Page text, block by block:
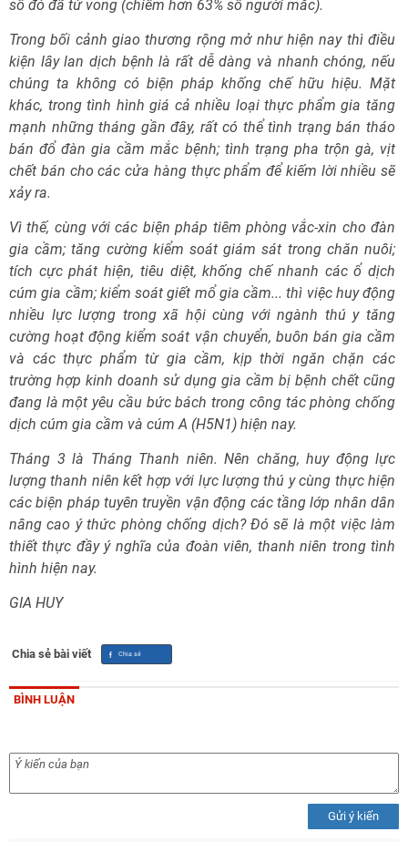
số đó đã tử vong (chiếm hơn 63% số người mắc).
Trong bối cảnh giao thương rộng mở như hiện nay thì điều
kiện lây lan dịch bệnh là rất dễ dàng và nhanh chóng, nếu
chúng ta không có biện pháp khống chế hữu hiệu. Mặt
khác, trong tình hình giá cả nhiều loại thực phẩm gia tăng
mạnh những tháng gần đây, rất có thể tình trạng bán tháo
bán đổ đàn gia cầm mắc bệnh; tình trạng pha trộn gà, vịt
chết bán cho các cửa hàng thực phẩm để kiếm lời nhiều sẽ
xảy ra.
Vì thế, cùng với các biện pháp tiêm phòng vắc-xin cho đàn
gia cầm; tăng cường kiểm soát giám sát trong chăn nuôi;
tích cực phát hiện, tiêu diệt, khống chế nhanh các ổ dịch
cúm gia cầm; kiểm soát giết mổ gia cầm... thì việc huy động
nhiều lực lượng trong xã hội cùng với ngành thú y tăng
cường hoạt động kiểm soát vận chuyển, buôn bán gia cầm
và các thực phẩm từ gia cầm, kịp thời ngăn chặn các
trường hợp kinh doanh sử dụng gia cầm bị bệnh chết cũng
đang là một yêu cầu bức bách trong công tác phòng chống
dịch cúm gia cầm và cúm A (H5N1) hiện nay.
Tháng 3 là Tháng Thanh niên. Nên chăng, huy động lực
lượng thanh niên kết hợp với lực lượng thú y cùng thực hiện
các biện pháp tuyên truyền vận động các tầng lớp nhân dân
nâng cao ý thức phòng chống dịch? Đó sẽ là một việc làm
thiết thực đầy ý nghĩa của đoàn viên, thanh niên trong tình
hình hiện nay.
GIA HUY
Chia sẻ bài viết
BÌNH LUẬN
Gửi ý kiến